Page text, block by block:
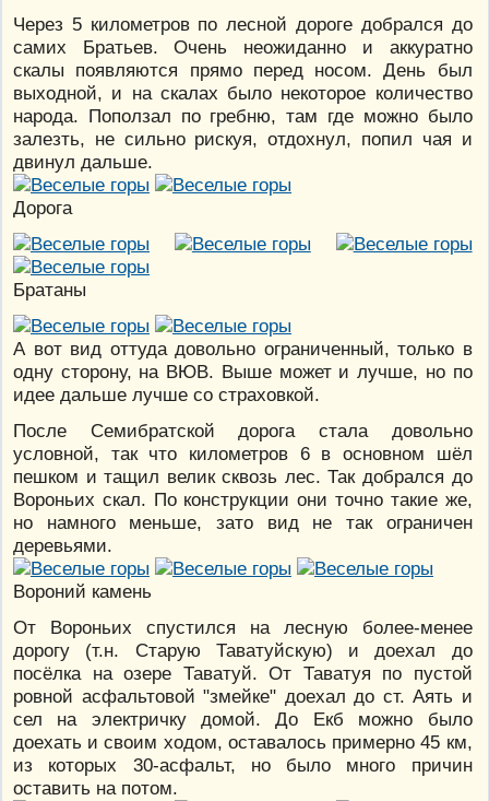
Через 5 километров по лесной дороге добрался до
самих Братьев. Очень неожиданно и аккуратно
скалы появляются прямо перед носом. День был
выходной, и на скалах было некоторое количество
народа. Поползал по гребню, там где можно было
залезть, не сильно рискуя, отдохнул, попил чая и
двинул дальше.
Дорога
Братаны
А вот вид оттуда довольно ограниченный, только в
одну сторону, на ВЮВ. Выше может и лучше, но по
идее дальше лучше со страховкой.
После Семибратской дорога стала довольно
условной, так что километров 6 в основном шёл
пешком и тащил велик сквозь лес. Так добрался до
Вороньих скал. По конструкции они точно такие же,
но намного меньше, зато вид не так ограничен
деревьями.
Вороний камень
От Вороньих спустился на лесную более-менее
дорогу (т.н. Старую Таватуйскую) и доехал до
посёлка на озере Таватуй. От Таватуя по пустой
ровной асфальтовой "змейке" доехал до ст. Аять и
сел на электричку домой. До Екб можно было
доехать и своим ходом, оставалось примерно 45 км,
из которых 30-асфальт, но было много причин
оставить на потом.